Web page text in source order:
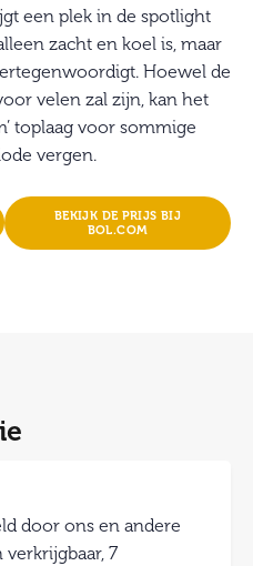
een plek in de spotlight
zacht en koel is, maar
Hoewel de
velen zal zijn, kan het
toplaag voor sommige
vergen.
BEKIJK DE PRIJS BIJ
BOL.COM
door ons en andere
7